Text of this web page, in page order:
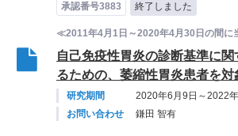
承認番号3883 終了しました
≪2011年4月1日～2020年4月30日の間に
自己免疫性胃炎の診断基準に
るための、萎縮性胃炎患者を
研究期間
2020年6月9日～2022
お問い合わせ
鎌田 智有